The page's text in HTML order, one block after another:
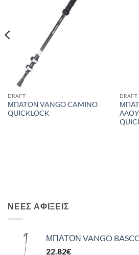
DRAFT
ΜΠΑΤΟΝ VANGO CAMINO
QUICKLOCK
DRAFT
ΝΈΕΣ ΑΦΊΞΕΙΣ
ΜΠΑΤΟΝ VANGO
22.82€